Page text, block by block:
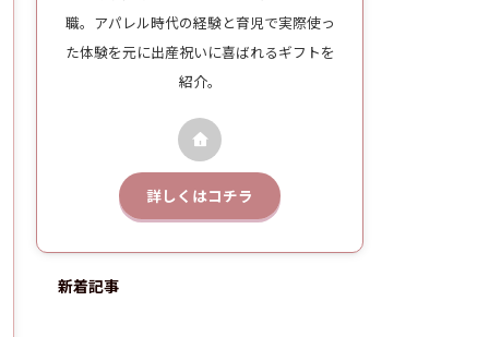
職。アパレル時代の経験と育児で実際使っ
た体験を元に出産祝いに喜ばれるギフトを
紹介。
詳しくはコチラ
新着記事